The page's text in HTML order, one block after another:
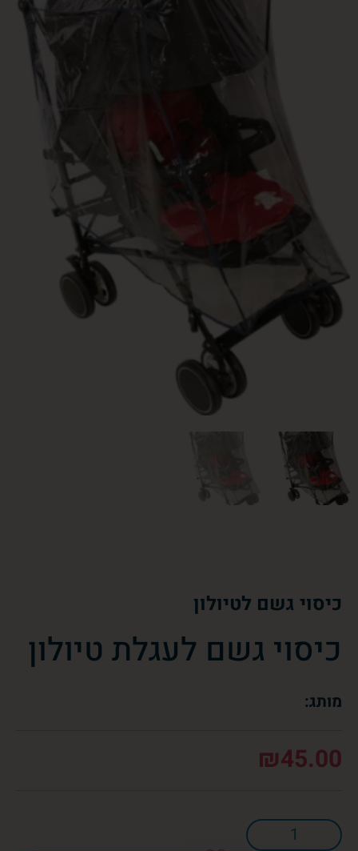
כיסוי גשם לטיולון
כיסוי גשם לעגלת טיולון
מותג:
₪45.00